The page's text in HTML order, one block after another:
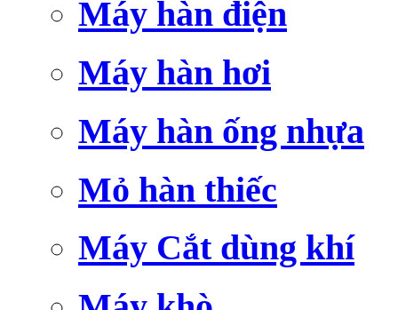
Máy hàn điện
Máy hàn hơi
Máy hàn ống nhựa
Mỏ hàn thiếc
Máy Cắt dùng khí